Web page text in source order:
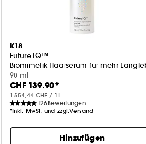
K18
Future IQ™
Biomimetik-Haarserum für mehr
90 ml
CHF 139.90*
1.554,44 CHF / 1L
126Bewertungen
*Inkl. MwSt. und zzgl.Versand
Hinzufügen